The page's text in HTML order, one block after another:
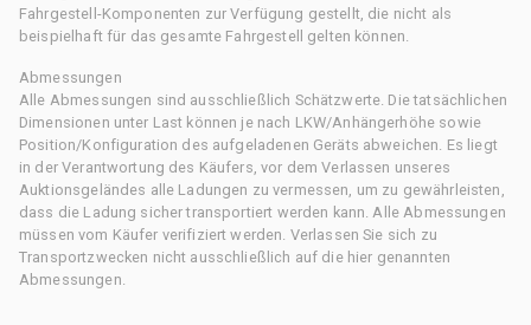
Fahrgestell-Komponenten zur Verfügung gestellt, die nicht als
beispielhaft für das gesamte Fahrgestell gelten können.
Abmessungen
Alle Abmessungen sind ausschließlich Schätzwerte. Die tatsächlichen
Dimensionen unter Last können je nach LKW/Anhängerhöhe sowie
Position/Konfiguration des aufgeladenen Geräts abweichen. Es liegt
in der Verantwortung des Käufers, vor dem Verlassen unseres
Auktionsgeländes alle Ladungen zu vermessen, um zu gewährleisten,
dass die Ladung sicher transportiert werden kann. Alle Abmessungen
müssen vom Käufer verifiziert werden. Verlassen Sie sich zu
Transportzwecken nicht ausschließlich auf die hier genannten
Abmessungen.